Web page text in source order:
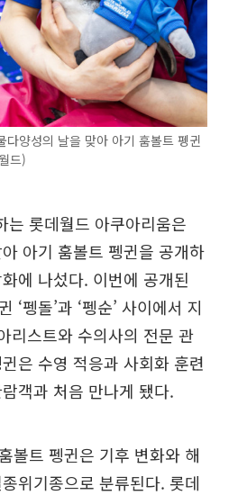
양성의 날을 맞아 아기 훔볼트 펭귄
드)
는 롯데월드 아쿠아리움은
아 아기 훔볼트 펭귄을 공개하
에 나섰다. 이번에 공개된
‘펭돌’과 ‘펭순’ 사이에서 지
리스트와 수의사의 전문 관
은 수영 적응과 사회화 훈련
객과 처음 만나게 됐다.
볼트 펭귄은 기후 변화와 해
위기종으로 분류된다. 롯데